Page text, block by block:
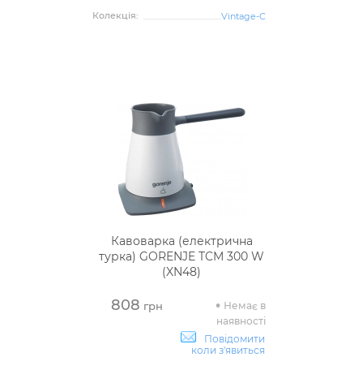
Колекція:
Vintage-C
Кавоварка (електрична
турка) GORENJE TCM 300 W
(XN48)
808 грн
Немає в
наявності
Повідомити
коли з'явиться